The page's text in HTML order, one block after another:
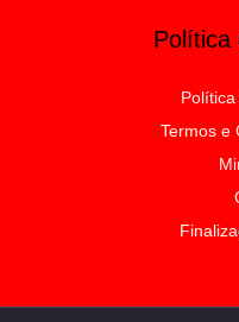
Política
Termos e